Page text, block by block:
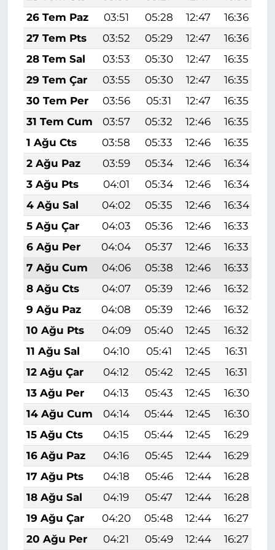
26 Tem Paz
03:51 05:28 12:47 16:36
27 Tem Pts
03:52 05:29 12:47 16:36
28 Tem Sal
03:53 05:30 12:47 16:35
29 Tem Çar
03:55 05:30 12:47 16:35
30 Tem Per
03:56 05:31 12:47 16:35
31 Tem Cum
03:57 05:32 12:46 16:35
1 Ağu Cts
03:58 05:33 12:46 16:35
2 Ağu Paz
03:59 05:34 12:46 16:34
3 Ağu Pts
04:01 05:34 12:46 16:34
4 Ağu Sal
04:02 05:35 12:46 16:34
5 Ağu Çar
04:03 05:36 12:46 16:33
6 Ağu Per
04:04 05:37 12:46 16:33
7 Ağu Cum
04:06 05:38 12:46 16:33
8 Ağu Cts
04:07 05:39 12:46 16:32
9 Ağu Paz
04:08 05:39 12:46 16:32
10 Ağu Pts
04:09 05:40 12:45 16:32
11 Ağu Sal
04:10 05:41 12:45 16:31
12 Ağu Çar
04:12 05:42 12:45 16:31
13 Ağu Per
04:13 05:43 12:45 16:30
14 Ağu Cum
04:14 05:44 12:45 16:30
15 Ağu Cts
04:15 05:44 12:45 16:29
16 Ağu Paz
04:16 05:45 12:44 16:29
17 Ağu Pts
04:18 05:46 12:44 16:28
18 Ağu Sal
04:19 05:47 12:44 16:28
19 Ağu Çar
04:20 05:48 12:44 16:27
20 Ağu Per
04:21 05:49 12:44 16:27